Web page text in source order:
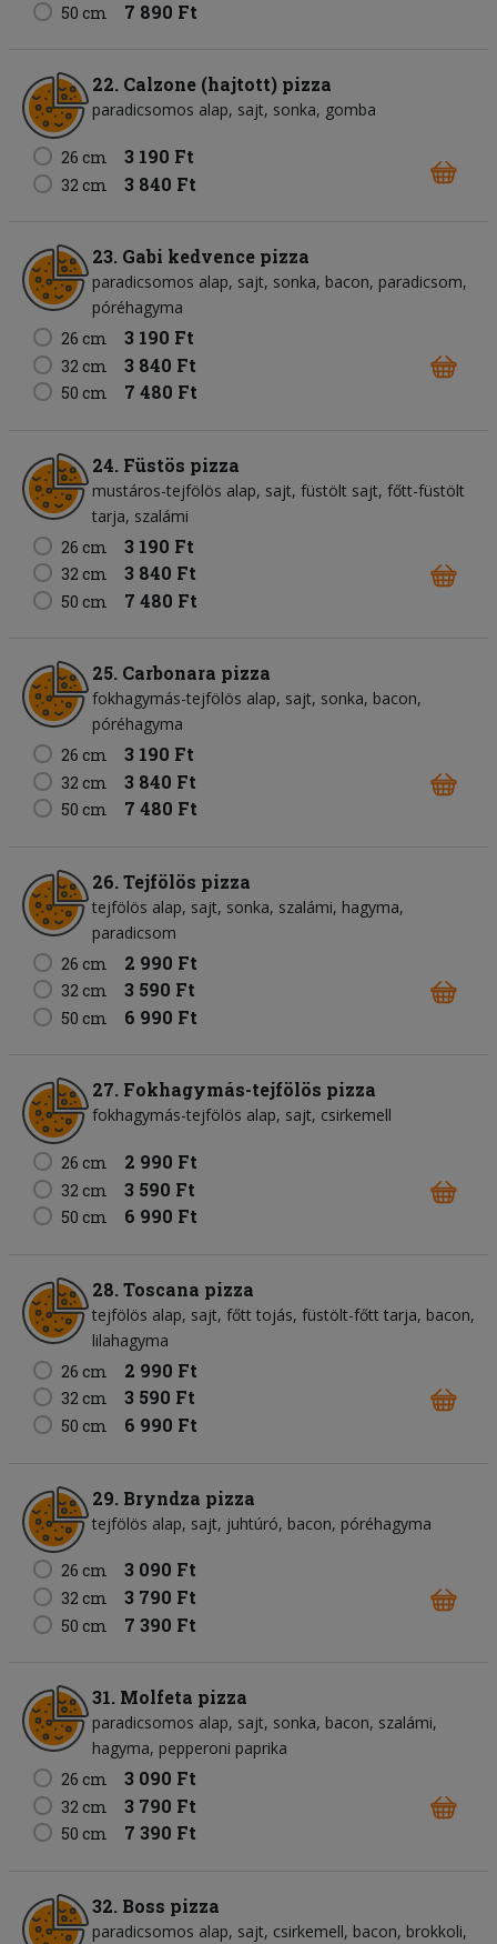
50 cm 7 890 Ft
22. Calzone (hajtott) pizza
paradicsomos alap sajt sonka gomba
26 cm 3 190 Ft
32 cm 3 840 Ft
23. Gabi kedvence pizza
paradicsomos alap sajt sonka bacon paradicsom
póréhagyma
26 cm
3 190 Ft
32 cm 3 840 Ft
50 cm 7 480 Ft
24. Füstös pizza
mustáros-tejfölös alap sajt füstölt sajt főtt-füstölt
tarja szalámi
26 cm
3 190 Ft
32 cm 3 840 Ft
50 cm 7 480 Ft
25. Carbonara pizza
fokhagymás-tejfölös alap sajt sonka bacon
póréhagyma
26 cm
3 190 Ft
32 cm 3 840 Ft
50 cm 7 480 Ft
26. Tejfölös pizza
tejfölös alap sajt sonka szalámi hagyma
paradicsom
26 cm
2 990 Ft
32 cm 3 590 Ft
50 cm 6 990 Ft
27. Fokhagymás-tejfölös pizza
fokhagymás-tejfölös alap sajt csirkemell
26 cm 2 990 Ft
32 cm 3 590 Ft
50 cm 6 990 Ft
28. Toscana pizza
tejfölös alap sajt főtt tojás füstölt-főtt tarja bacon
lilahagyma
26 cm
2 990 Ft
32 cm 3 590 Ft
50 cm 6 990 Ft
29. Bryndza pizza
tejfölös alap sajt juhtúró bacon póréhagyma
26 cm 3 090 Ft
32 cm 3 790 Ft
50 cm 7 390 Ft
31. Molfeta pizza
paradicsomos alap sajt sonka bacon szalámi
hagyma pepperoni paprika
26 cm
3 090 Ft
32 cm 3 790 Ft
50 cm 7 390 Ft
32. Boss pizza
paradicsomos alap sajt csirkemell bacon brokkoli